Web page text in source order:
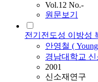
Vol.12 No.-
원문보기
전기전도성 이방성
안영철 (
경남대학교
2001
신소재연구